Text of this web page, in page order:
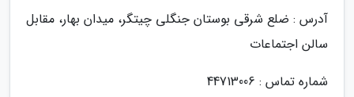
آدرس : ضلع شرقی بوستان جنگلی چیتگر، میدان بهار، مقابل
سالن اجتماعات
شماره تماس : 44713006